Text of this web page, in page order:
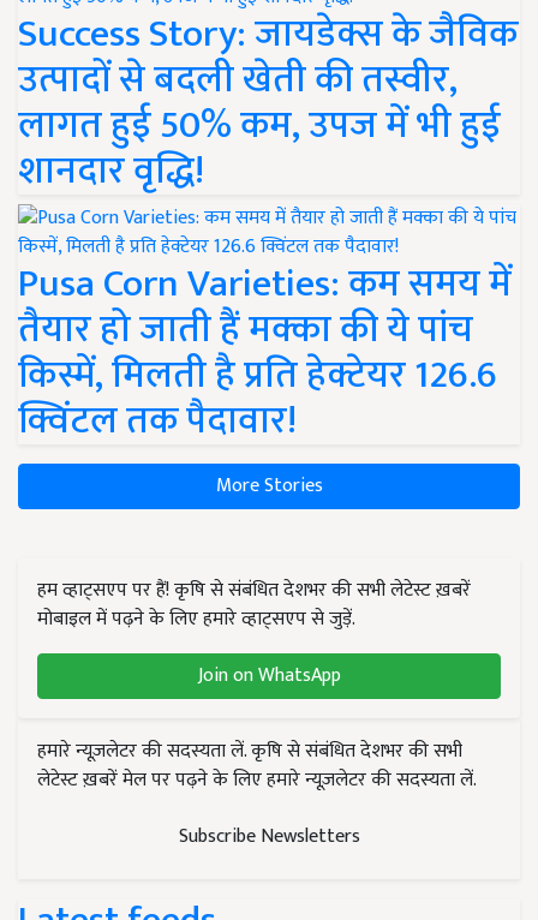
Success Story: जायडेक्स के जैविक
उत्पादों से बदली खेती की तस्वीर,
लागत हुई 50% कम, उपज में भी हुई
शानदार वृद्धि!
Pusa Corn Varieties: कम समय में
तैयार हो जाती हैं मक्का की ये पांच
किस्में, मिलती है प्रति हेक्टेयर 126.6
क्विंटल तक पैदावार!
More Stories
हम व्हाट्सएप पर हैं! कृषि से संबंधित देशभर की सभी लेटेस्ट ख़बरें
मोबाइल में पढ़ने के लिए हमारे व्हाट्सएप से जुड़ें.
Join on WhatsApp
हमारे न्यूज़लेटर की सदस्यता लें. कृषि से संबंधित देशभर की सभी
लेटेस्ट ख़बरें मेल पर पढ़ने के लिए हमारे न्यूज़लेटर की सदस्यता लें.
Subscribe Newsletters